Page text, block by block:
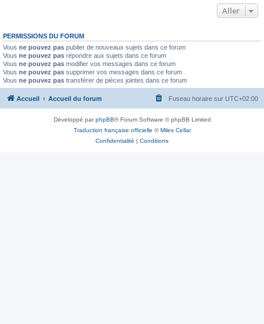
Aller
PERMISSIONS DU FORUM
Vous ne pouvez pas publier de nouveaux sujets dans ce forum
Vous ne pouvez pas répondre aux sujets dans ce forum
Vous ne pouvez pas modifier vos messages dans ce forum
Vous ne pouvez pas supprimer vos messages dans ce forum
Vous ne pouvez pas transférer de pièces jointes dans ce forum
Accueil Accueil du forum Fuseau horaire sur UTC+02:00
Développé parphpBB® Forum Software © phpBB Limited
Traduction française officielle ©Miles Cellar
Confidentialité | Conditions